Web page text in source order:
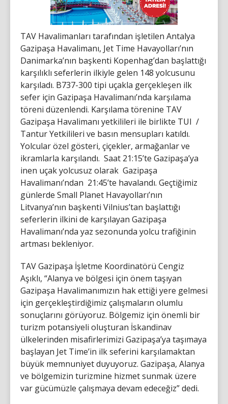
TAV Havalimanları tarafından işletilen Antalya
Gazipaşa Havalimanı, Jet Time Havayolları’nın
Danimarka’nın başkenti Kopenhag’dan başlattığı
karşılıklı seferlerin ilkiyle gelen 148 yolcusunu
karşıladı. B737-300 tipi uçakla gerçekleşen ilk
sefer için Gazipaşa Havalimanı’nda karşılama
töreni düzenlendi. Karşılama törenine TAV
Gazipaşa Havalimanı yetkilileri ile birlikte TUI /
Tantur Yetkilileri ve basın mensupları katıldı.
Yolcular özel gösteri, çiçekler, armağanlar ve
ikramlarla karşılandı. Saat 21:15’te Gazipaşa’ya
inen uçak yolcusuz olarak Gazipaşa
Havalimanı’ndan 21:45’te havalandı. Geçtiğimiz
günlerde Small Planet Havayolları’nın
Litvanya’nın başkenti Vilnius’tan başlattığı
seferlerin ilkini de karşılayan Gazipaşa
Havalimanı’nda yaz sezonunda yolcu trafiğinin
artması bekleniyor.
TAV Gazipaşa İşletme Koordinatörü Cengiz
Aşıklı, “Alanya ve bölgesi için önem taşıyan
Gazipaşa Havalimanımızın hak ettiği yere gelmesi
için gerçekleştirdiğimiz çalışmaların olumlu
sonuçlarını görüyoruz. Bölgemiz için önemli bir
turizm potansiyeli oluşturan İskandinav
ülkelerinden misafirlerimizi Gazipaşa’ya taşımaya
başlayan Jet Time’in ilk seferini karşılamaktan
büyük memnuniyet duyuyoruz. Gazipaşa, Alanya
ve bölgemizin turizmine hizmet sunmak üzere
var gücümüzle çalışmaya devam edeceğiz” dedi.